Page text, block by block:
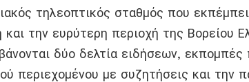
τηλεοπτικός σταθμός που
και την ευρύτερη περιοχή της Βορείου
δύο δελτία ειδήσεων, εκπομπές
περιεχομένου με συζητήσεις και την